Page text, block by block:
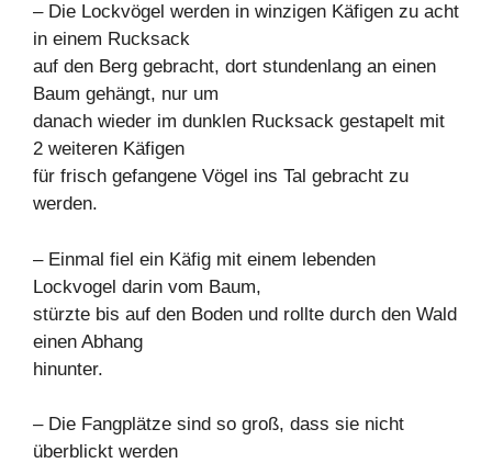
– Die Lockvögel werden in winzigen Käfigen zu acht
in einem Rucksack
auf den Berg gebracht, dort stundenlang an einen
Baum gehängt, nur um
danach wieder im dunklen Rucksack gestapelt mit
2 weiteren Käfigen
für frisch gefangene Vögel ins Tal gebracht zu
werden.
– Einmal fiel ein Käfig mit einem lebenden
Lockvogel darin vom Baum,
stürzte bis auf den Boden und rollte durch den Wald
einen Abhang
hinunter.
– Die Fangplätze sind so groß, dass sie nicht
überblickt werden